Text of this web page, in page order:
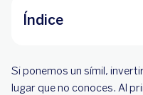
Índice
Siempre al
Si ponemos un símil,
lugar que no conoces. Al